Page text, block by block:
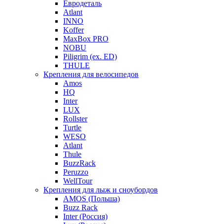
Евродеталь
Atlant
INNO
Koffer
MaxBox PRO
NOBU
Piligrim (ex. ED)
THULE
Крепления для велосипедов
Amos
HQ
Inter
LUX
Rollster
Turtle
WESO
Atlant
Thule
BuzzRack
Peruzzo
WellTour
Крепления для лыж и сноубордов
AMOS (Польша)
Buzz Rack
Inter (Россия)